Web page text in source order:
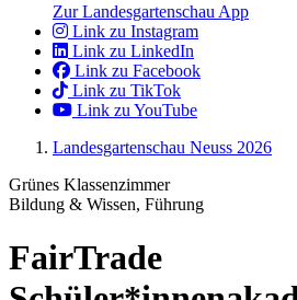
Zur Landesgartenschau App
Link zu Instagram
Link zu LinkedIn
Link zu Facebook
Link zu TikTok
Link zu YouTube
Landesgartenschau Neuss 2026
Grünes Klassenzimmer
Bildung & Wissen, Führung
FairTrade